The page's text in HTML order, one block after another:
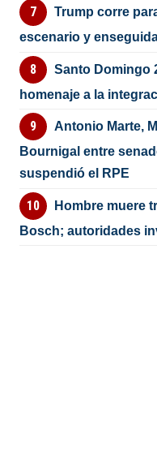
Trump corre
escenario y
Santo Domingo
homenaje a la
Antonio Marte,
Bournigal entre
suspendió el RPE
Hombre muere
Bosch; autoridades